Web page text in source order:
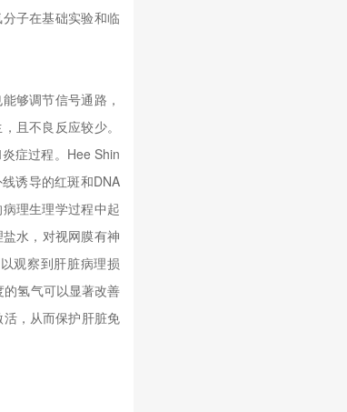
子在基础实验和临
够调节信号通路，
且不良反应较少。
症过程。Hee Shin
诱导的红斑和DNA
理生理学过程中起
水，对视网膜有神
观察到肝脏病理损
氢气可以显著改善
，从而保护肝脏免